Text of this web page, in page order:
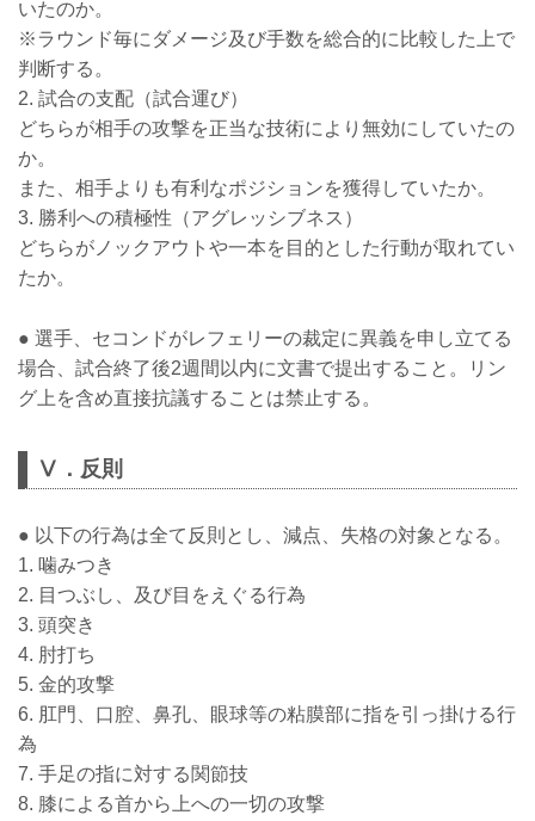
いたのか。
※ラウンド毎にダメージ及び手数を総合的に比較した上で
判断する。
2. 試合の支配（試合運び）
どちらが相手の攻撃を正当な技術により無効にしていたの
か。
また、相手よりも有利なポジションを獲得していたか。
3. 勝利への積極性（アグレッシブネス）
どちらがノックアウトや一本を目的とした行動が取れてい
たか。
● 選手、セコンドがレフェリーの裁定に異義を申し立てる
場合、試合終了後2週間以内に文書で提出すること。リン
グ上を含め直接抗議することは禁止する。
Ⅴ．反則
● 以下の行為は全て反則とし、減点、失格の対象となる。
1. 噛みつき
2. 目つぶし、及び目をえぐる行為
3. 頭突き
4. 肘打ち
5. 金的攻撃
6. 肛門、口腔、鼻孔、眼球等の粘膜部に指を引っ掛ける行
為
7. 手足の指に対する関節技
8. 膝による首から上への一切の攻撃